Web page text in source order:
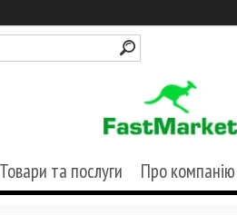
Товари та послуги Про компанію